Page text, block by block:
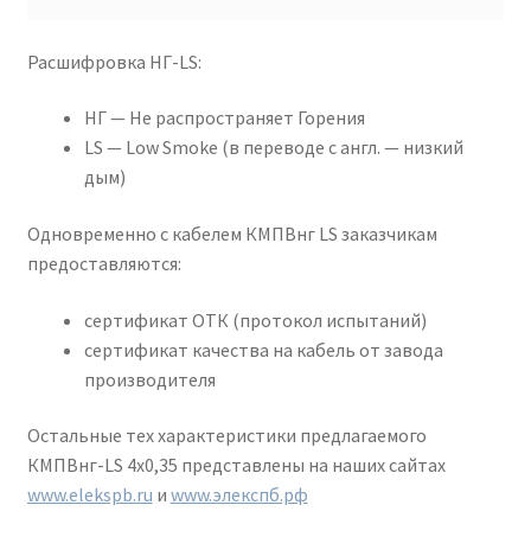
Расшифровка НГ-LS:
НГ — Не распространяет Горения
LS — Low Smoke (в переводе с англ. — низкий
дым)
Одновременно с кабелем КМПВнг LS заказчикам
предоставляются:
сертификат ОТК (протокол испытаний)
сертификат качества на кабель от завода
производителя
Остальные тех характеристики предлагаемого
КМПВнг-LS 4х0,35 представлены на наших сайтах
www.elekspb.ru и www.элекспб.рф